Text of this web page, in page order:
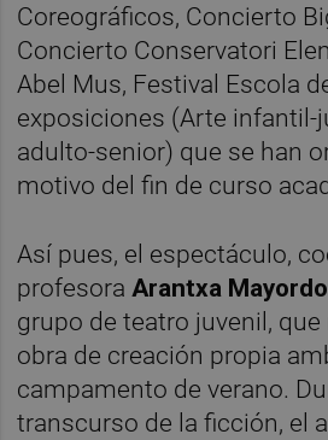
Coreográficos, Concierto
Concierto Conservatori
Abel Mus, Festival Escola
exposiciones (Arte infantil-
adulto-senior) que se han
motivo del fin de curso
Así pues, el espectáculo,
profesoraArantxa
grupo de teatro juvenil,
obra de creación propia
campamento de verano.
transcurso de la ficción, el